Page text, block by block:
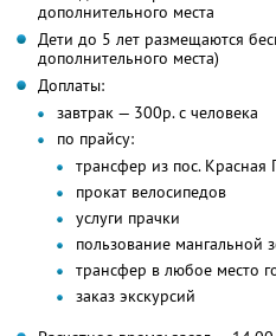
дополнительного места
Дети до 5 лет размещаются
дополнительного места)
Доплаты:
завтрак — 300р. с человека
по прайсу:
трансфер из пос. Красная
прокат велосипедов
услуги прачки
пользование мангальной
трансфер в любое место
заказ экскурсий